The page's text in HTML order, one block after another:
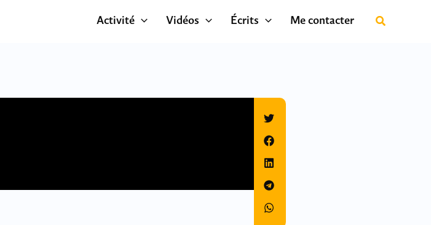
Activité Vidéos Écrits Me contacter